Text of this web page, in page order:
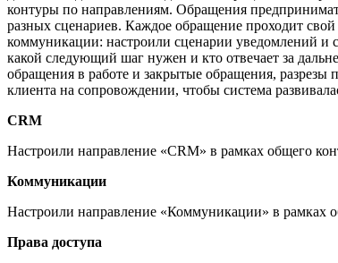
контуры по направлениям. Обращения
разных сценариев. Каждое обращение проходит свой
коммуникации: настроили сценарии уведомлений и
какой следующий шаг нужен и кто отвечает за
обращения в работе и закрытые обращения, разрезы
клиента на сопровождении, чтобы система
CRM
Настроили направление «CRM» в рамках общего
Коммуникации
Настроили направление «Коммуникации» в рамках
Права доступа